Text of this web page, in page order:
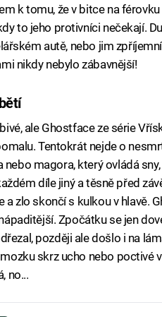
k tomu, že v bitce na
to jeho protivníci nečekají.
autě, nebo jim
nikdy nebylo zábavnější!
ale Ghostface ze série
Tentokrát nejde o
magora, který ovládá
díle jiný a těsně před
a zlo skončí s kulkou v hlavě.
Zpočátku se jen
později ale došlo i na
skrz ucho nebo poctivé
no...